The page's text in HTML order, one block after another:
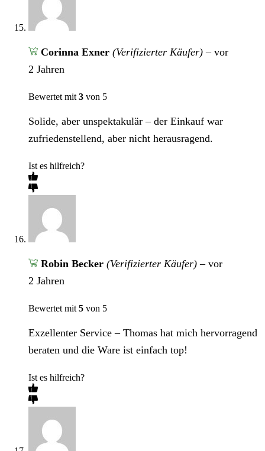
Corinna Exner (Verifizierter Käufer) – vor
2 Jahren
Bewertet mit 3 von 5
Solide, aber unspektakulär – der Einkauf war
zufriedenstellend, aber nicht herausragend.
Ist es hilfreich?
Robin Becker (Verifizierter Käufer) – vor
2 Jahren
Bewertet mit 5 von 5
Exzellenter Service – Thomas hat mich hervorragend
beraten und die Ware ist einfach top!
Ist es hilfreich?